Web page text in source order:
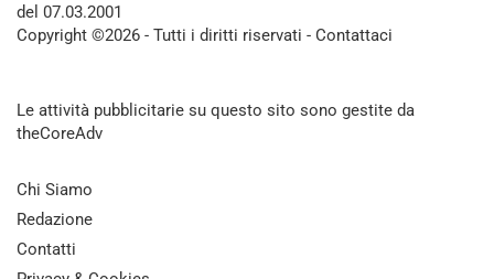
del 07.03.2001
Copyright ©2026 - Tutti i diritti riservati - Contattaci
Le attività pubblicitarie su questo sito sono gestite da
theCoreAdv
Chi Siamo
Redazione
Contatti